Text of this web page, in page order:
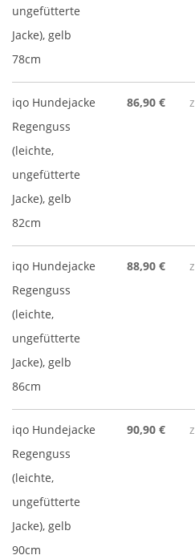
ungefütterte
Jacke), gelb
78cm
iqo Hundejacke
Regenguss
(leichte,
ungefütterte
Jacke), gelb
82cm
86,90 €
iqo Hundejacke
Regenguss
(leichte,
ungefütterte
Jacke), gelb
86cm
88,90 €
iqo Hundejacke
Regenguss
(leichte,
ungefütterte
Jacke), gelb
90cm
90,90 €